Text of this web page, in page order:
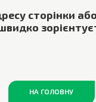
сторінки
НА ГОЛОВНУ